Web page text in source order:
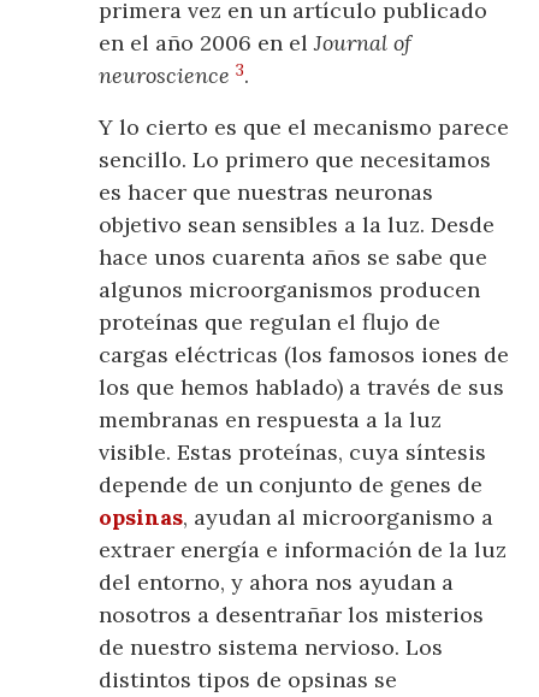
primera vez en un artículo publicado
en el año 2006 en elJournal of
neuroscience 3.
Y lo cierto es que el mecanismo parece
sencillo. Lo primero que necesitamos
es hacer que nuestras neuronas
objetivo sean sensibles a la luz. Desde
hace unos cuarenta años se sabe que
algunos microorganismos producen
proteínas que regulan el flujo de
cargas eléctricas (los famosos iones de
los que hemos hablado) a través de sus
membranas en respuesta a la luz
visible. Estas proteínas, cuya síntesis
depende de un conjunto de genes de
opsinas, ayudan al microorganismo a
extraer energía e información de la luz
del entorno, y ahora nos ayudan a
nosotros a desentrañar los misterios
de nuestro sistema nervioso. Los
distintos tipos de opsinas se